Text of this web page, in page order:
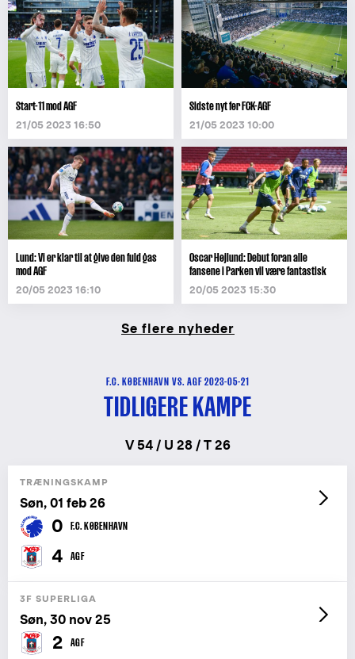
Start-11 mod AGF
21/05 2023 16:50
Sidste nyt før FCK-AGF
21/05 2023 10:00
Lund: Vi er klar til at give den fuld gas
mod AGF
20/05 2023 16:10
Oscar Højlund: Debut foran alle
fansene i Parken vil være fantastisk
20/05 2023 15:30
Se flere nyheder
F.C. KØBENHAVN VS. AGF 2023-05-21
TIDLIGERE KAMPE
V 54 / U 28 / T 26
TRÆNINGSKAMP
Søn, 01 feb 26
0 F.C. KØBENHAVN
4 AGF
3F SUPERLIGA
Søn, 30 nov 25
2 AGF